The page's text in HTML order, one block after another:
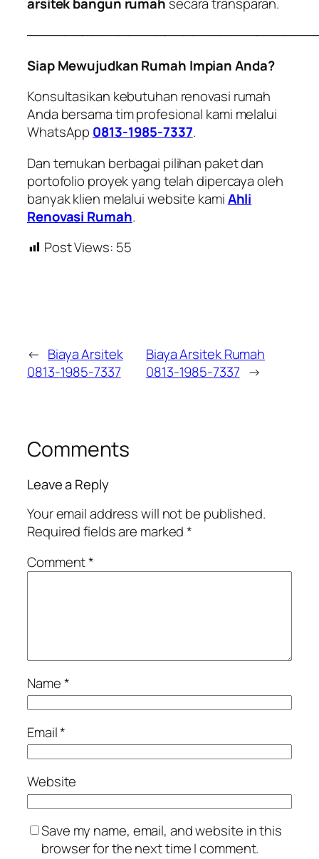
Siap Mewujudkan Rumah Impian Anda?
Konsultasikan kebutuhan renovasi rumah
Anda bersama tim profesional kami melalui
WhatsApp 0813-1985-7337.
Dan temukan berbagai pilihan paket dan
portofolio proyek yang telah dipercaya oleh
banyak klien melalui website kamiAhli
Renovasi Rumah.
Post Views: 55
← Biaya Arsitek
0813-1985-7337
Biaya Arsitek Rumah
0813-1985-7337 →
Comments
Leave a Reply
Your email address will not be published.
Required fields are marked*
Comment*
Name*
Email*
Website
Save my name, email, and website in this
browser for the next time I comment.